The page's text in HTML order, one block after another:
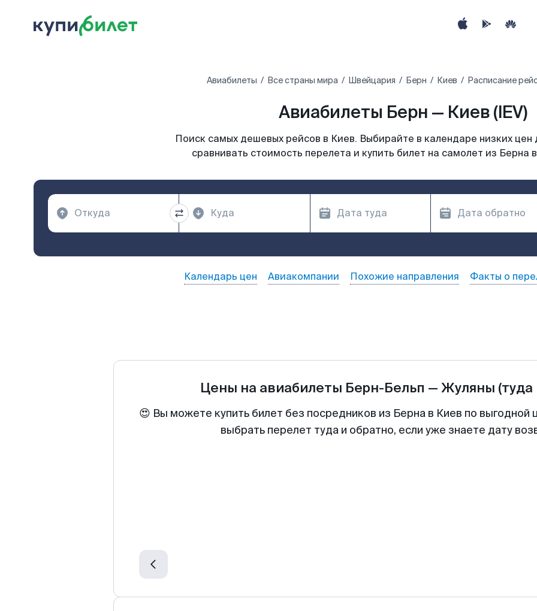
Авиабилеты Все страны мира Швейцария Берн Киев Расписание
Авиабилеты Берн — Киев (IEV)
Поиск самых дешевых рейсов в Киев. Выбирайте в календаре низких цен
сравнивать стоимость перелета и купить билет на самолет из Берна
Календарь цен Авиакомпании Похожие направления Факты о
Цены на авиабилеты Берн-Бельп — Жуляны (туда
😍 Вы можете купить билет без посредников из Берна в Киев по
выбрать перелет туда и обратно, если уже знаете дату